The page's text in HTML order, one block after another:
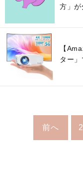
方」
【
ター
前へ